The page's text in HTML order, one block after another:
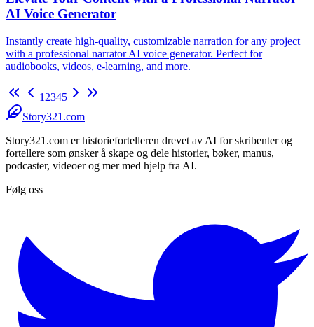
AI Voice Generator
Instantly create high-quality, customizable narration for any project
with a professional narrator AI voice generator. Perfect for
audiobooks, videos, e-learning, and more.
1 2345
Story321.com
Story321.com er historiefortelleren drevet av AI for skribenter og
fortellere som ønsker å skape og dele historier, bøker, manus,
podcaster, videoer og mer med hjelp fra AI.
Følg oss